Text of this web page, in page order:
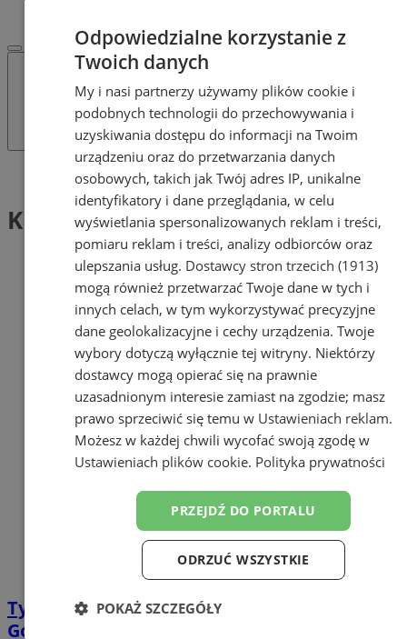
Tag: Krzysztof Piers
Krzysztof Piers (1)
Tydzień Bibliotek w Orzeszu rozpoczęty!
Gościem był Krzysztof Piersa
Odpowiedzialne korzystanie z
Twoich danych
My i nasi partnerzy używamy plików cookie i
podobnych technologii do przechowywania i
uzyskiwania dostępu do informacji na Twoim
urządzeniu oraz do przetwarzania danych
osobowych, takich jak Twój adres IP, unikalne
identyfikatory i dane przeglądania, w celu
wyświetlania spersonalizowanych reklam i treści,
pomiaru reklam i treści, analizy odbiorców oraz
ulepszania usług. Dostawcy stron trzecich (1913)
mogą również przetwarzać Twoje dane w tych i
innych celach, w tym wykorzystywać precyzyjne
dane geolokalizacyjne i cechy urządzenia. Twoje
wybory dotyczą wyłącznie tej witryny. Niektórzy
dostawcy mogą opierać się na prawnie
uzasadnionym interesie zamiast na zgodzie; masz
prawo sprzeciwić się temu w Ustawieniach reklam.
Możesz w każdej chwili wycofać swoją zgodę w
Ustawieniach plików cookie. Polityka prywatności
PRZEJDŹ DO PORTALU
ODRZUĆ WSZYSTKIE
POKAŻ SZCZEGÓŁY